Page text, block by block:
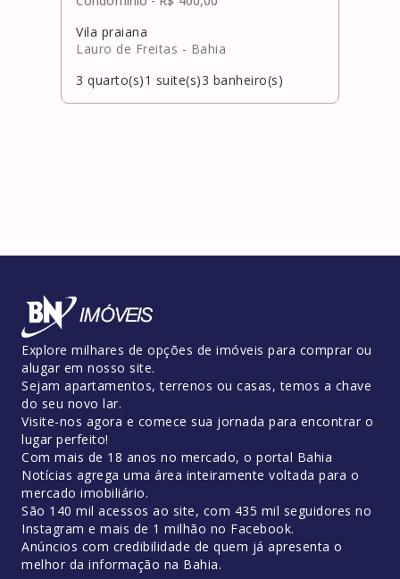
Vila praiana
Lauro de Freitas - Bahia
3 quarto(s)1 suite(s)3 banheiro(s)
Explore milhares de opções de imóveis para comprar ou
alugar em nosso site.
Sejam apartamentos, terrenos ou casas, temos a chave
do seu novo lar.
Visite-nos agora e comece sua jornada para encontrar o
lugar perfeito!
Com mais de 18 anos no mercado, o portal Bahia
Notícias agrega uma área inteiramente voltada para o
mercado imobiliário.
São 140 mil acessos ao site, com 435 mil seguidores no
Instagram e mais de 1 milhão no Facebook.
Anúncios com credibilidade de quem já apresenta o
melhor da informação na Bahia.